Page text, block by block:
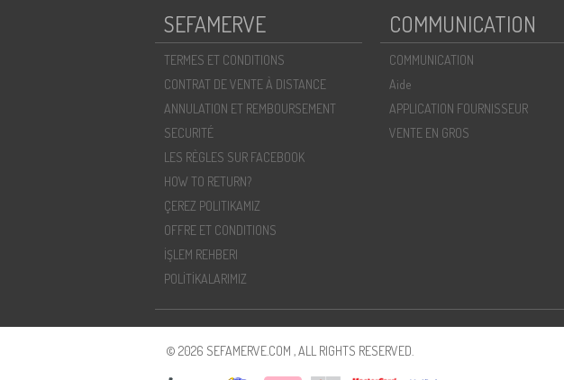
SEFAMERVE
TERMES ET CONDITIONS
CONTRAT DE VENTE À DISTANCE
ANNULATION ET REMBOURSEMENT
SECURITÉ
LES RÈGLES SUR FACEBOOK
HOW TO RETURN?
ÇEREZ POLITIKAMIZ
OFFRE ET CONDITIONS
İŞLEM REHBERI
POLİTİKALARIMIZ
COMMUNICATION
COMMUNICATION
Aide
APPLICATION FOURNISSEUR
VENTE EN GROS
© 2026 SEFAMERVE.COM , ALL RIGHTS RESERVED.